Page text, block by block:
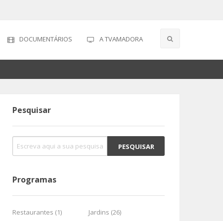
DOCUMENTÁRIOS A TVAMADORA
Pesquisar
Programas
Restaurantes (1)
Jardins (26)